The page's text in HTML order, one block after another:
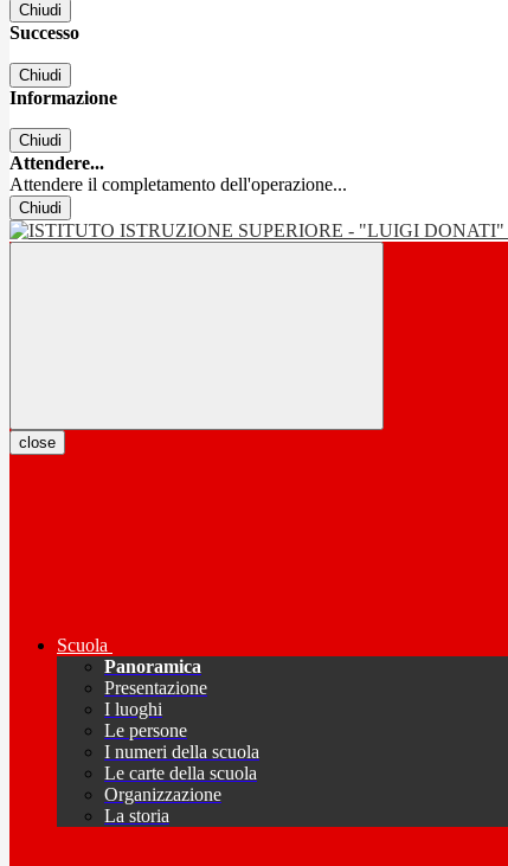
Chiudi
Successo
Chiudi
Informazione
Chiudi
Attendere...
Attendere il completamento dell'operazione...
Chiudi
close
Scuola
Panoramica
Presentazione
I luoghi
Le persone
I numeri della scuola
Le carte della scuola
Organizzazione
La storia